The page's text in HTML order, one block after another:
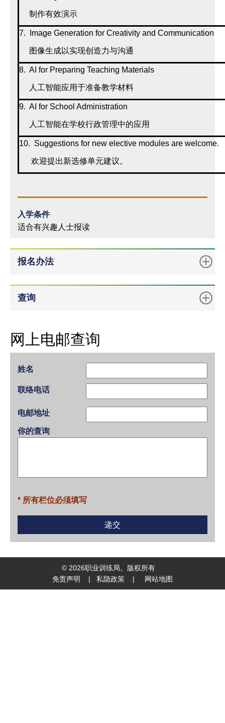
制作有效演示
7. Image Generation for Creativity and Communication
图像生成以实现创造力与沟通
8. AI for Preparing Teaching Materials
人工智能应用于准备教学材料
9. AI for School Administration
人工智能在学校行政管理中的应用
10. Suggestions for new elective modules are welcome.
欢迎提出新选修单元建议。
入学条件
适合有兴趣人士报读
报名办法
查询
网上电邮查询
姓名
联络电话
电邮地址
你的查询
* 所有栏位必须填写
© 2026职业训练局。版权所有
免责声明
| 私隐政策 | 网站地图